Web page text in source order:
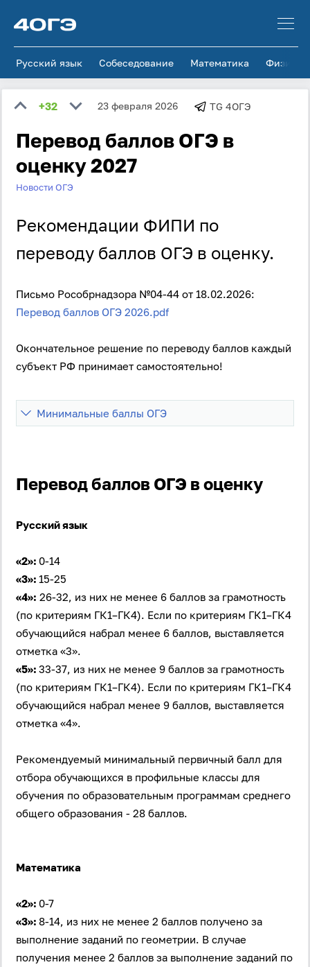
Русский язык Собеседование Математика Физика
+32 23 февраля 2026 TG 4ОГЭ
Перевод баллов ОГЭ в
оценку 2027
Новости ОГЭ
Рекомендации ФИПИ по
переводу баллов ОГЭ в оценку.
Письмо Рособрнадзора №04-44 от 18.02.2026:
Перевод баллов ОГЭ 2026.pdf
Окончательное решение по переводу баллов каждый
субъект РФ принимает самостоятельно!
Минимальные баллы ОГЭ
Перевод баллов ОГЭ в оценку
Русский язык
«2»: 0-14
«3»: 15-25
«4»: 26-32, из них не менее 6 баллов за грамотность
(по критериям ГК1–ГК4). Если по критериям ГК1–ГК4
обучающийся набрал менее 6 баллов, выставляется
отметка «3».
«5»: 33-37, из них не менее 9 баллов за грамотность
(по критериям ГК1–ГК4). Если по критериям ГК1–ГК4
обучающийся набрал менее 9 баллов, выставляется
отметка «4».
Рекомендуемый минимальный первичный балл для
отбора обучающихся в профильные классы для
обучения по образовательным программам среднего
общего образования - 28 баллов.
Математика
«2»: 0-7
«3»: 8-14, из них не менее 2 баллов получено за
выполнение заданий по геометрии. В случае
получения менее 2 баллов за выполнение заданий по